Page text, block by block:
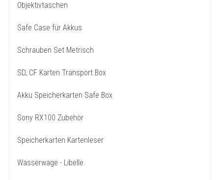
Objektivtaschen
Safe Case für Akkus
Schrauben Set Metrisch
SD, CF Karten Transport Box
Akku Speicherkarten Safe Box
Sony RX100 Zubehör
Speicherkarten Kartenleser
Wasserwage - Libelle